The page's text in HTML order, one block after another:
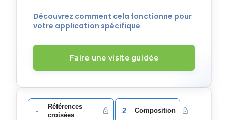
Découvrez comment cela fonctionne pour
votre application spécifique
Faire une visite guidée
-
Références
croisées
2 Composition